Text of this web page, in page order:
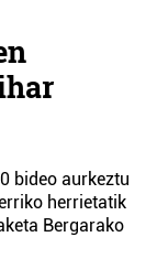
bideo aurkeztu
herrietatik
Bergarako